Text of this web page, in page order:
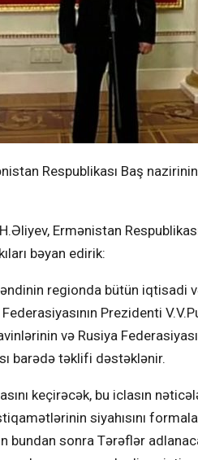
Respublikası Baş
Ermənistan
bəyan edirik:
regionda bütün iqtisadi
Prezidenti
və Rusiya
barədə təklifi dəstəklənir.
keçirəcək, bu iclasın
siyahısını
bundan sonra Tərəflər